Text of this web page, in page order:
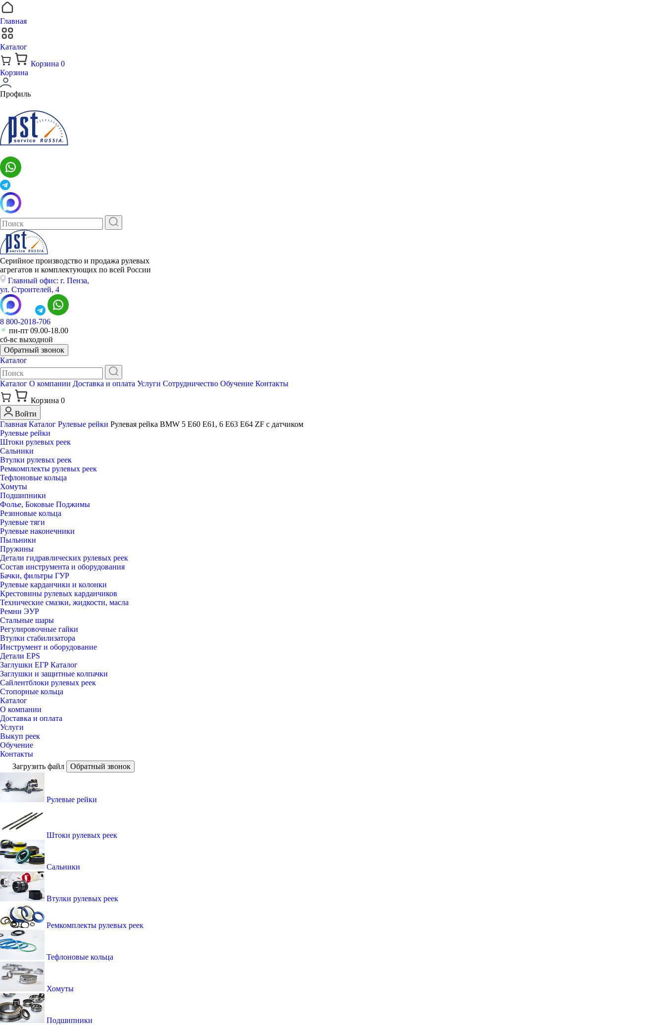
Главная
Каталог
Корзина 0
Корзина
Профиль
Серийное производство и продажа рулевых
агрегатов и комплектующих по всей России
Главный офис: г. Пенза,
ул. Строителей, 4
8 800-2018-706
пн-пт 09.00-18.00
сб-вс выходной
Обратный звонок
Каталог
Каталог О компании Доставка и оплата Услуги Сотрудничество Обучение Контакты
Корзина 0
Войти
Главная Каталог Рулевые рейки Рулевая рейка BMW 5 E60 E61, 6 E63 E64 ZF с датчиком
Рулевые рейки
Штоки рулевых реек
Сальники
Втулки рулевых реек
Ремкомплекты рулевых реек
Тефлоновые кольца
Хомуты
Подшипники
Фолье, Боковые Поджимы
Резиновые кольца
Рулевые тяги
Рулевые наконечники
Пыльники
Пружины
Детали гидравлических рулевых реек
Состав инструмента и оборудования
Бачки, фильтры ГУР
Рулевые карданчики и колонки
Крестовины рулевых карданчиков
Технические смазки, жидкости, масла
Ремни ЭУР
Стальные шары
Регулировочные гайки
Втулки стабилизатора
Инструмент и оборудование
Детали EPS
Заглушки ЕГР Каталог
Заглушки и защитные колпачки
Сайлентблоки рулевых реек
Стопорные кольца
Каталог
О компании
Доставка и оплата
Услуги
Выкуп реек
Обучение
Контакты
Загрузить файл
Обратный звонок
Рулевые рейки
Штоки рулевых реек
Сальники
Втулки рулевых реек
Ремкомплекты рулевых реек
Тефлоновые кольца
Хомуты
Подшипники